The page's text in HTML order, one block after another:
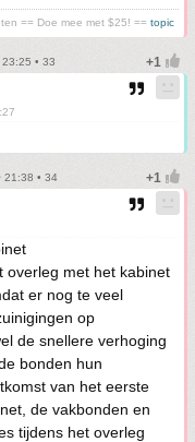
== Doe mee met $25! == topic
• 33
21:38 • 34
overleg met het kabinet
er nog te veel
op
de snellere verhoging
bonden hun
van het eerste
de vakbonden en
tijdens het overleg